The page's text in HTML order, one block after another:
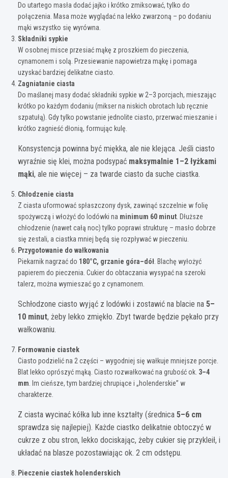
Do utartego masła dodać jajko i krótko zmiksować, tylko do
połączenia. Masa może wyglądać na lekko zwarzoną – po dodaniu
mąki wszystko się wyrówna.
Składniki sypkie
W osobnej misce przesiać mąkę z proszkiem do pieczenia,
cynamonem i solą. Przesiewanie napowietrza mąkę i pomaga
uzyskać bardziej delikatne ciasto.
Zagniatanie ciasta
Do maślanej masy dodać składniki sypkie w 2–3 porcjach, mieszając
krótko po każdym dodaniu (mikser na niskich obrotach lub ręcznie
szpatułą). Gdy tylko powstanie jednolite ciasto, przerwać mieszanie i
krótko zagnieść dłonią, formując kulę.
Konsystencja powinna być miękka, ale nie klejąca. Jeśli ciasto
wyraźnie się klei, można podsypać maksymalnie 1–2 łyżkami
mąki, ale nie więcej – za twarde ciasto da suche ciastka.
Chłodzenie ciasta
Z ciasta uformować spłaszczony dysk, zawinąć szczelnie w folię
spożywczą i włożyć do lodówki na minimum 60 minut . Dłuższe
chłodzenie (nawet całą noc) tylko poprawi strukturę – masło dobrze
się zestali, a ciastka mniej będą się rozpływać w pieczeniu.
Przygotowanie do wałkowania
Piekarnik nagrzać do 180°C, grzanie góra–dół . Blachę wyłożyć
papierem do pieczenia. Cukier do obtaczania wysypać na szeroki
talerz, można wymieszać go z cynamonem.
Schłodzone ciasto wyjąć z lodówki i zostawić na blacie na 5–
10 minut, żeby lekko zmiękło. Zbyt twarde będzie pękało przy
wałkowaniu.
Formowanie ciastek
Ciasto podzielić na 2 części – wygodniej się wałkuje mniejsze porcje.
Blat lekko oprószyć mąką. Ciasto rozwałkować na grubość ok. 3–4
mm . Im cieńsze, tym bardziej chrupiące i „holenderskie” w
charakterze.
Z ciasta wycinać kółka lub inne kształty (średnica 5–6 cm
sprawdza się najlepiej). Każde ciastko delikatnie obtoczyć w
cukrze z obu stron, lekko dociskając, żeby cukier się przykleił, i
układać na blasze pozostawiając ok. 2 cm odstępu.
Pieczenie ciastek holenderskich